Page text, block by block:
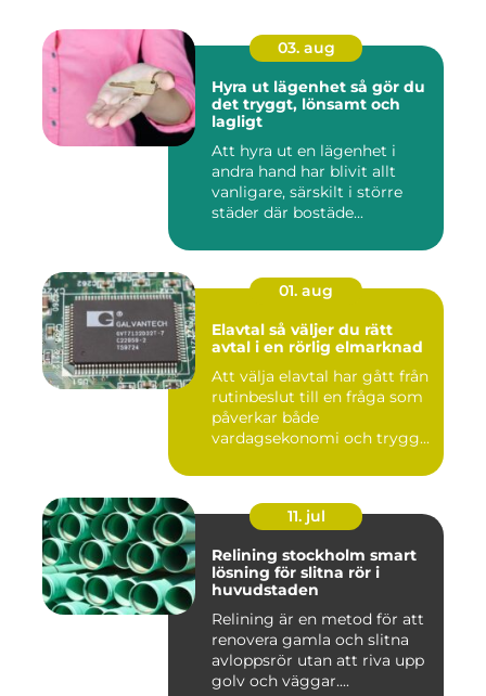
03. aug
Hyra ut lägenhet så gör du
det tryggt, lönsamt och
lagligt
Att hyra ut en lägenhet i
andra hand har blivit allt
vanligare, särskilt i större
städer där bostäde...
01. aug
Elavtal så väljer du rätt
avtal i en rörlig elmarknad
Att välja elavtal har gått från
rutinbeslut till en fråga som
påverkar både
vardagsekonomi och trygg...
11. jul
Relining stockholm smart
lösning för slitna rör i
huvudstaden
Relining är en metod för att
renovera gamla och slitna
avloppsrör utan att riva upp
golv och väggar....